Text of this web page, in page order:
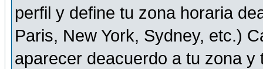
perfil y define tu zona horaria
Paris, New York, Sydney, etc.)
aparecer deacuerdo a tu zona